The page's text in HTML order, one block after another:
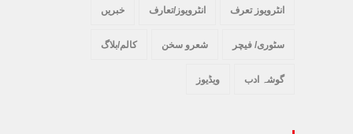
انٹرویوز تعرف انٹرویوز/تعارف خبریں
سٹوری/ فیچر شعرو سخن کالم/بلاگ
گوشہ ادب ویڈیوز